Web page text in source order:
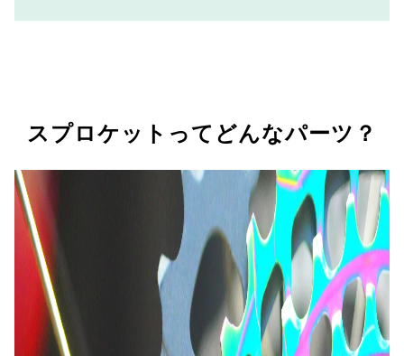
スプロケットってどんなパーツ？